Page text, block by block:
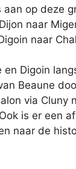
aan op deze
naar
naar
Digoin
Beaune
via Cluny
is er een
naar de